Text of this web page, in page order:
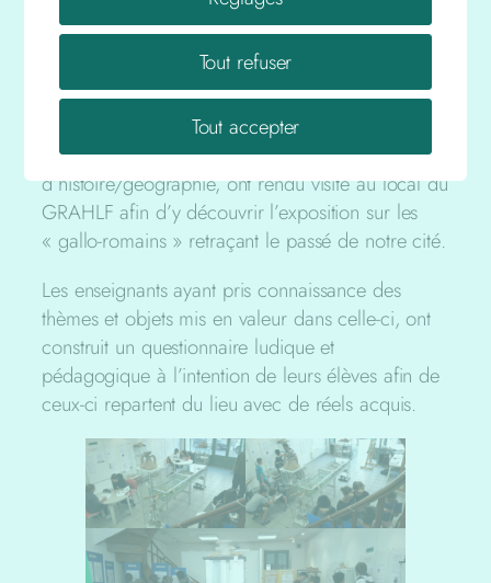
2017 – Collège Jules Romains
Le 23 juin, 2 classes de collégiens ambertois,
sous la conduite de leurs professeurs
d’histoire/géographie, ont rendu visite au local du
GRAHLF afin d’y découvrir l’exposition sur les
« gallo-romains » retraçant le passé de notre cité.
Les enseignants ayant pris connaissance des
thèmes et objets mis en valeur dans celle-ci, ont
construit un questionnaire ludique et
pédagogique à l’intention de leurs élèves afin de
ceux-ci repartent du lieu avec de réels acquis.
Tout refuser
Tout accepter